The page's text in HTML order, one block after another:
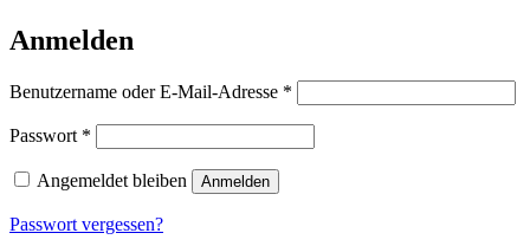
Anmelden
Benutzername oder E-Mail-Adresse *
Passwort *
Angemeldet bleiben Anmelden
Passwort vergessen?